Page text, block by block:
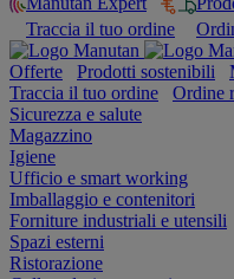
Traccia il tuo ordine
Offerte Prodotti sostenibili
Traccia il tuo ordine
Ordine
Sicurezza e salute
Magazzino
Igiene
Ufficio e smart working
Imballaggio e contenitori
Forniture industriali e utensili
Spazi esterni
Ristorazione